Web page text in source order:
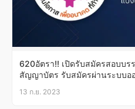
620อัตรา!! เปิดรับสมัครสอบบ
สัญญาบัตร รับสมัครผ่านระบบอ
13 ก.ย. 2023